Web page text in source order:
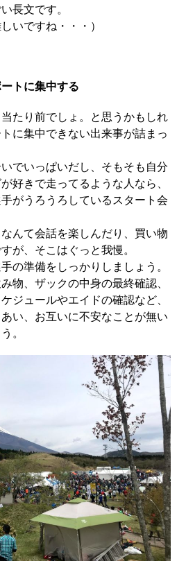
長文です。
いですね・・・）
トに集中する
たり前でしょ。と思うかもしれ
に集中できない出来事が詰まっ
でいっぱいだし、そもそも自分
好きで走ってるような人なら、
がうろうろしているスタート会
んて会話を楽しんだり、買い物
が、そこはぐっと我慢。
の準備をしっかりしましょう。
物、ザックの中身の最終確認、
ジュールやエイドの確認など、
い、お互いに不安なことが無い
。